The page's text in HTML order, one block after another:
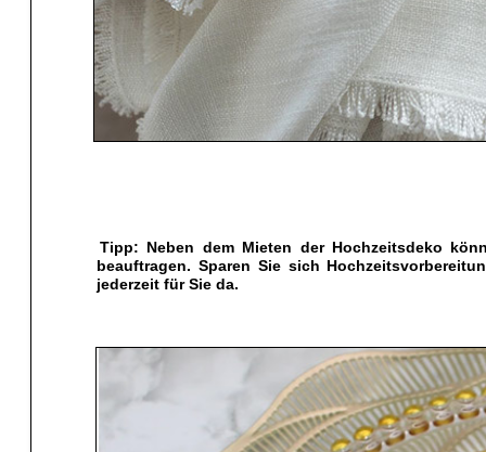
Tipp: Neben dem Mieten der Hochzeitsdeko
beauftragen. Sparen Sie sich
jederzeit für Sie da.